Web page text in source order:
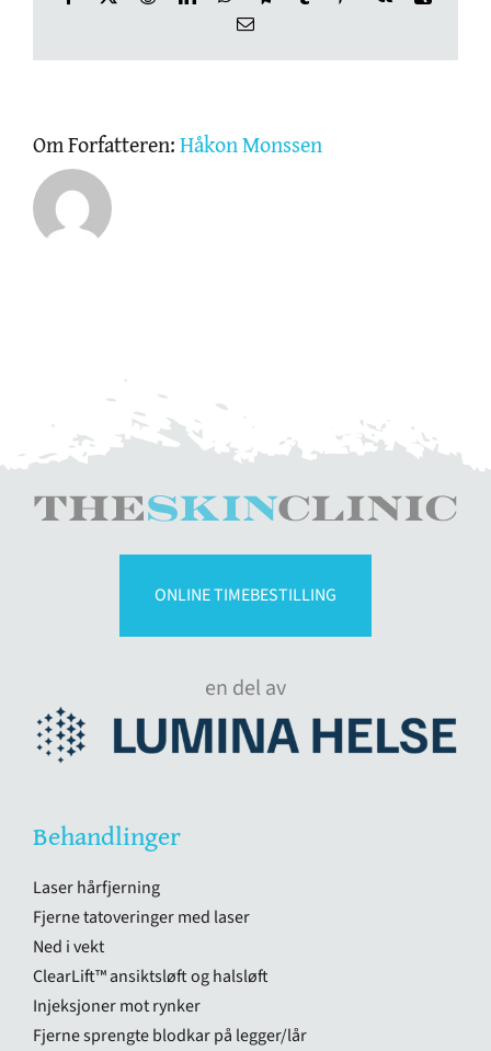
OM THE SKIN CLINIC
NETTBUTIKK
GAVEKORT
E-
Om Forfatteren:Håkon Monssen
ONLINE TIMEBESTILLING
en del av
Behandlinger
Laser hårfjerning
Fjerne tatoveringer med laser
Ned i vekt
ClearLift™ ansiktsløft og halsløft
Injeksjoner mot rynker
Fjerne sprengte blodkar på legger/lår